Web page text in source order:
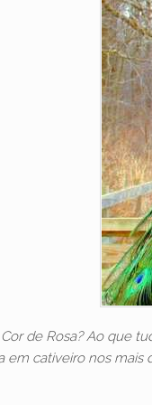
de Rosa? Ao que
em cativeiro nos mais